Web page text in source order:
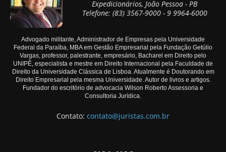
Expedicionários, João Pessoa - PB
Telefone: (83) 3567-9000 - 9 9964-6000
Advogado militante, Administrador de Empresas pela Universidade
Federal da Paraíba, MBA em Gestão Empresarial pela Fundação Getúlio
Vargas, professor, palestrante, empresário, Bacharel em Direito pelo
UNIPÊ, especialista e mestre em Direito Internacional pela Faculdade de
Direito da Universidade Clássica de Lisboa. Atualmente é Doutorando em
Direito Empresarial pela mesma Universidade. Autor de livros e artigos.
Fundador do escritório de advocacia Wilson Roberto Assessoria e
Consultoria Jurídica.
Contato: contato@juristas.com.br